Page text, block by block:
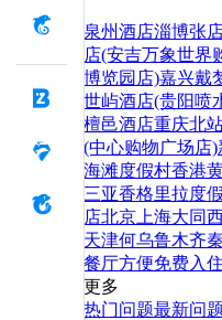
泉州酒店淄博张
店(安吉万象世界
博览园店)嘉兴戴
世屿酒店(贵阳喷
檀邑酒店重庆北
(中心购物广场店)
海滩度假村香港
三亚香格里拉度
店北京 上海大同
天津何乌鲁木齐
餐厅方便免费入住
更多
热门问题最新问题